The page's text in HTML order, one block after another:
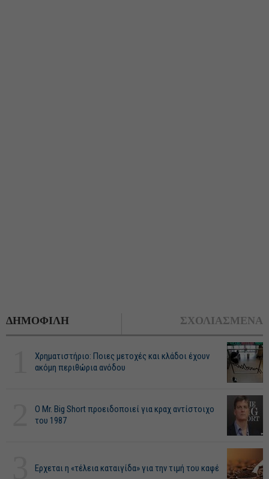
ΔΗΜΟΦΙΛΗ ΣΧΟΛΙΑΣΜΕΝΑ
Χρηματιστήριο: Ποιες μετοχές και κλάδοι έχουν
ακόμη περιθώρια ανόδου
O Mr. Big Short προειδοποιεί για κραχ αντίστοιχο
του 1987
Ερχεται η «τέλεια καταιγίδα» για την τιμή του καφέ